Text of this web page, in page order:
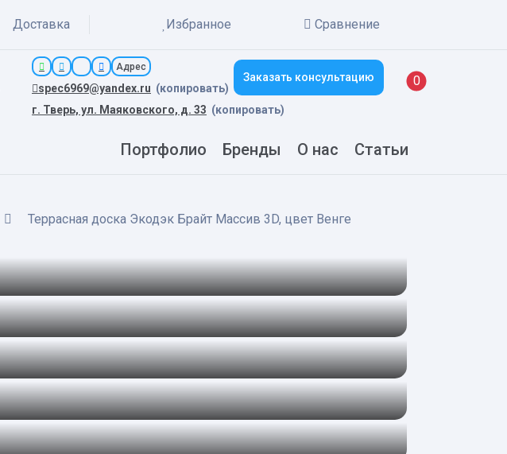
Доставка Избранное Сравнение
Адрес
spec6969@yandex.ru (копировать)
Заказать консультацию
г. Тверь, ул. Маяковского, д. 33 (копировать)
0New alerts
Портфолио Бренды О нас Статьи
Террасная доска Экодэк Брайт Массив 3D, цвет Венге